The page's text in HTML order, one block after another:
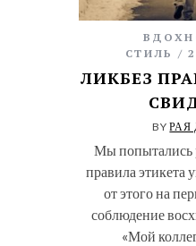
СТИЛЬ
ЛИКБЕЗ
BYРАЯ
Мы попытались
правила этикета
от этого на
соблюдение
«Мой